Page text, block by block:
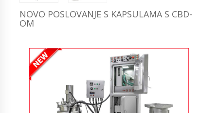
NOVO POSLOVANJE S KAPSULAMA S CBD-
OM